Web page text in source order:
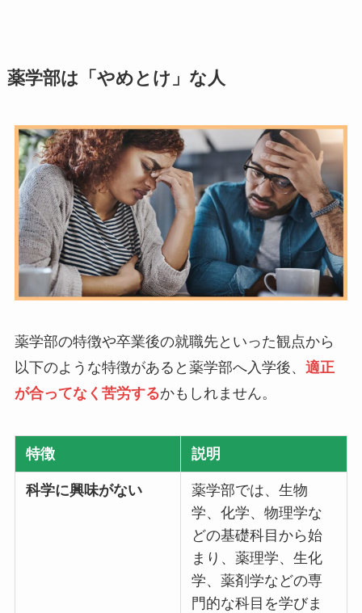
薬学部は「やめとけ」な人
薬学部の特徴や卒業後の就職先といった観点から
以下のような特徴があると薬学部へ入学後、 適正
が合ってなく苦労するかもしれません。
特徴 説明
科学に興味がない
薬学部では、生物
学、化学、物理学な
どの基礎科目から始
まり、薬理学、生化
学、薬剤学などの専
門的な科目を学びま